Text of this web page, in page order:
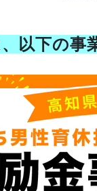
以下の事